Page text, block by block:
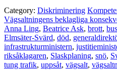
Category: Diskriminering
Vägsaltningens beklagliga
Anna Ling, Beatrice Ask, brott,
Elmsäter-Svärd, död,
infrastrukturministern,
riksåklagaren, Slaskplaning, snö,
tung trafik, uppsåt, vägsalt,